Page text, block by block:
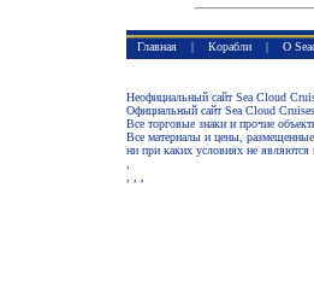
Главная | Корабли | О
Неофициальный сайт Sea Cloud
Официальный сайт Sea Cloud Cruises
Все торговые знаки и прочие
Все материалы и цены,
ни при каких условиях не